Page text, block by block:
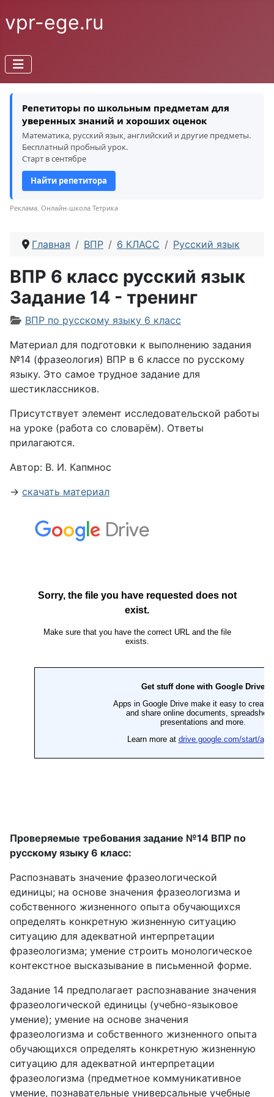
vpr-ege.ru
Репетиторы по школьным предметам для
уверенных знаний и хороших оценок
Математика, русский язык, английский и другие предметы.
Бесплатный пробный урок.
Старт в сентябре
Найти репетитора
Реклама. Онлайн-школа Тетрика
Главная ВПР 6 КЛАСС Русский язык
ВПР 6 класс русский язык
Задание 14 - тренинг
Информация о материале
ВПР по русскому языку 6 класс
Материал для подготовки к выполнению задания
№14 (фразеология) ВПР в 6 классе по русскому
языку. Это самое трудное задание для
шестиклассников.
Присутствует элемент исследовательской работы
на уроке (работа со словарём). Ответы
прилагаются.
Автор: В. И. Капмнос
→ скачать материал
Проверяемые требования задание №14 ВПР по
русскому языку 6 класс:
Распознавать значение фразеологической
единицы; на основе значения фразеологизма и
собственного жизненного опыта обучающихся
определять конкретную жизненную ситуацию
ситуацию для адекватной интерпретации
фразеологизма; умение строить монологическое
контекстное высказывание в письменной форме.
Задание 14 предполагает распознавание значения
фразеологической единицы (учебно-языковое
умение); умение на основе значения
фразеологизма и собственного жизненного опыта
обучающихся определять конкретную жизненную
ситуацию для адекватной интерпретации
фразеологизма (предметное коммуникативное
умение, познавательные универсальные учебные